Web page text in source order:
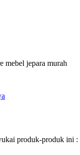
mebel jepara murah
produk-produk ini :